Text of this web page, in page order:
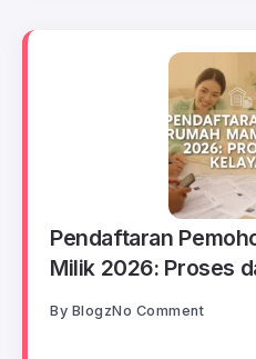
Pendaftaran
Milik 2026: Proses
By BlogzNo Comment